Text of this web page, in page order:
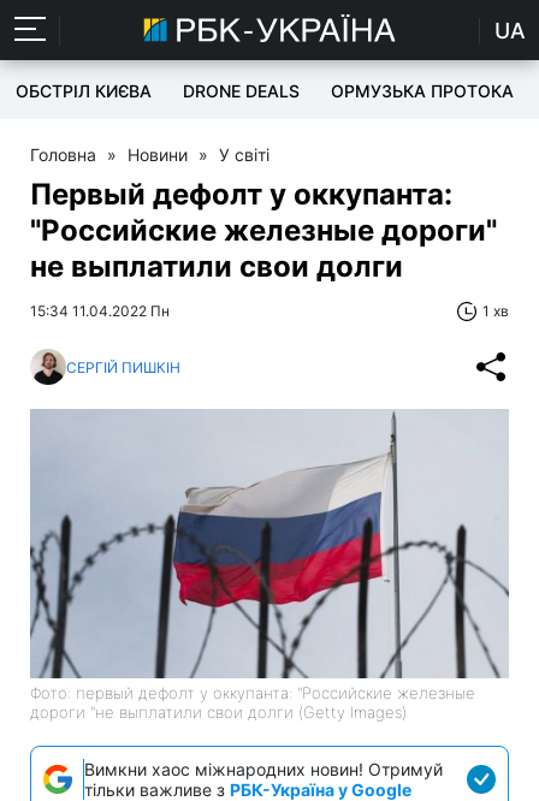
UA
ОБСТРІЛ КИЄВА DRONE DEALS ОРМУЗЬКА ПРОТОКА
Головна » Новини » У світі
Первый дефолт у оккупанта:
"Российские железные дороги"
не выплатили свои долги
15:34 11.04.2022 Пн 1 хв
СЕРГІЙ ПИШКІН
Фото: первый дефолт у оккупанта: "Российские железные
дороги "не выплатили свои долги (Getty Images)
Вимкни хаос міжнародних новин! Отримуй
тільки важливе з РБК-Україна у Google